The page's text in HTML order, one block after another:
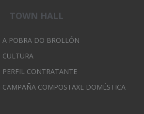
TOWN HALL
A POBRA DO BROLLÓN
CULTURA
PERFIL CONTRATANTE
CAMPAÑA COMPOSTAXE DOMÉSTICA